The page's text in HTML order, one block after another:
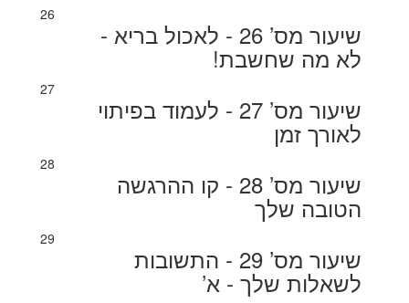
26
שיעור מס’ 26 - לאכול בריא -
לא מה שחשבת!
27
שיעור מס’ 27 - לעמוד בפיתוי
לאורך זמן
28
שיעור מס’ 28 - קו ההרגשה
הטובה שלך
29
שיעור מס’ 29 - התשובות
לשאלות שלך - א’